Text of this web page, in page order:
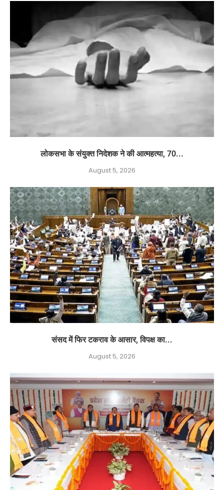
लोकसभा के संयुक्त निदेशक ने की आत्महत्या, 70...
August 5, 2026
संसद में फिर टकराव के आसार, विपक्ष का...
August 5, 2026